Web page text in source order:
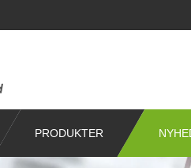
PRODUKTER